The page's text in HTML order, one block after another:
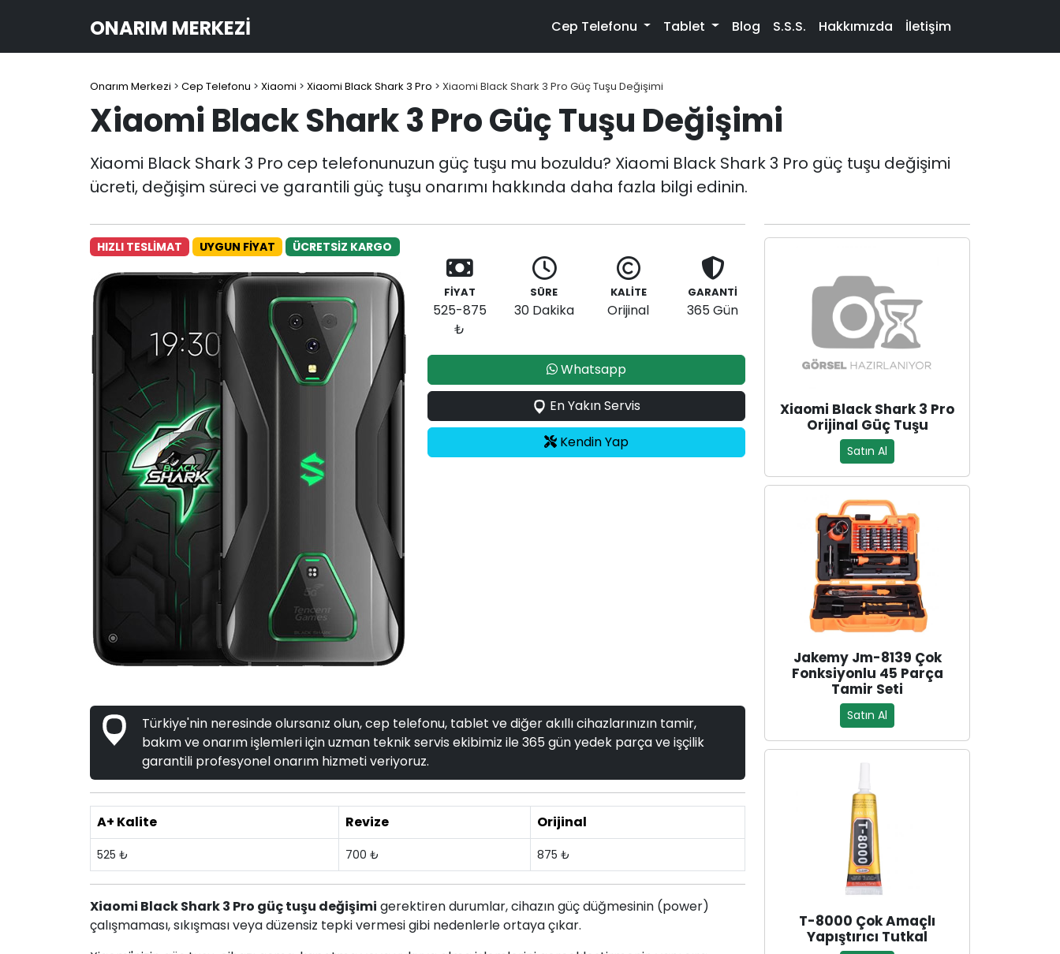
ONARIM MERKEZI Cep Telefonu Tablet Blog S.S.S. Hakkımızda İletişim
Onarım Merkezi > Cep Telefonu > Xiaomi > Xiaomi Black Shark 3 Pro > Xiaomi Black Shark 3 Pro Güç Tuşu Değişimi
Xiaomi Black Shark 3 Pro Güç Tuşu Değişimi
Xiaomi Black Shark 3 Pro cep telefonunuzun güç tuşu mu bozuldu? Xiaomi Black Shark 3 Pro güç tuşu değişimi
ücreti, değişim süreci ve garantili güç tuşu onarımı hakkında daha fazla bilgi edinin.
HIZLI TESLİMAT UYGUN FİYAT ÜCRETSİZ KARGO
FİYAT
525-875
₺
SÜRE
30 Dakika
KALİTE
Orijinal
GARANTİ
365 Gün
Whatsapp
En Yakın Servis
Kendin Yap
Türkiye'nin neresinde olursanız olun, cep telefonu, tablet ve diğer akıllı cihazlarınızın tamir,
bakım ve onarım işlemleri için uzman teknik servis ekibimiz ile 365 gün yedek parça ve işçilik
garantili profesyonel onarım hizmeti veriyoruz.
A+ Kalite Revize Orijinal
525 ₺ 700 ₺ 875 ₺
Xiaomi Black Shark 3 Pro güç tuşu değişimi gerektiren durumlar, cihazın güç düğmesinin (power)
çalışmaması, sıkışması veya düzensiz tepki vermesi gibi nedenlerle ortaya çıkar.
Xiaomi Black Shark 3 Pro
Orijinal Güç Tuşu
Satın Al
Jakemy Jm-8139 Çok
Fonksiyonlu 45 Parça
Tamir Seti
Satın Al
T-8000 Çok Amaçlı
Yapıştırıcı Tutkal